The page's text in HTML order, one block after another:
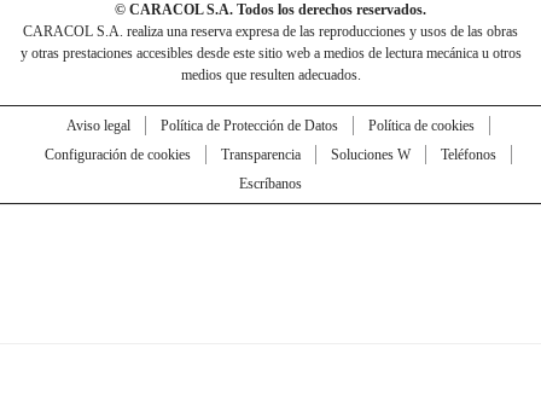
© CARACOL S.A. Todos los derechos reservados.
CARACOL S.A. realiza una reserva expresa de las reproducciones y usos de las obras
y otras prestaciones accesibles desde este sitio web a medios de lectura mecánica u otros
medios que resulten adecuados.
Aviso legal Política de Protección de Datos
Política de cookies
Configuración de cookies
Transparencia Soluciones W
Teléfonos
Escríbanos